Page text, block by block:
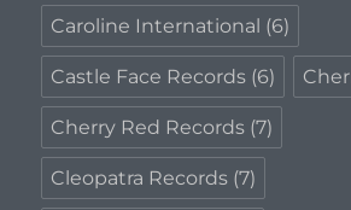
Caroline International (6)
Castle Face Records (6)
Cherry Red Records (7)
Cleopatra Records (7)